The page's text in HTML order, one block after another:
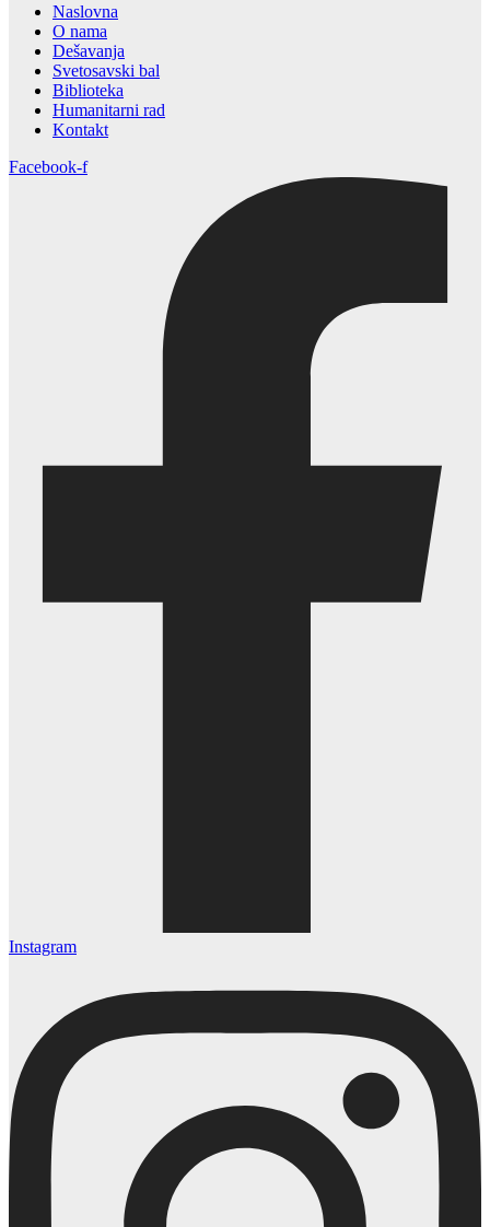
Naslovna
O nama
Dešavanja
Svetosavski bal
Biblioteka
Humanitarni rad
Kontakt
Facebook-f
Instagram